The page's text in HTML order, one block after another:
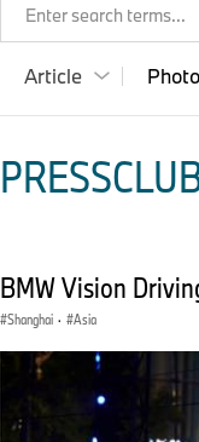
Enter search terms...
Article Photo
BMW Vision
Shanghai · Asia